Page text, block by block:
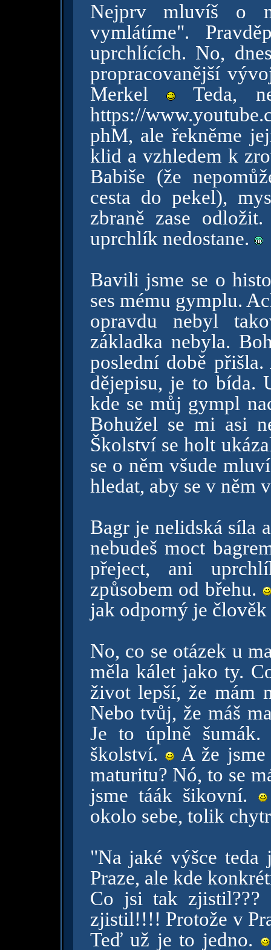
Nejprv mluvíš o
vymlátíme".
uprchlících. No,
propracovanější
Merkel
Teda,
https://
phM, ale řekněme
klid a vzhledem k
Babiše (že
cesta do pekel),
zbraně zase
uprchlík nedostane.
Bavili jsme se o
ses mému gymplu.
opravdu nebyl
základka nebyla.
poslední době
dějepisu, je to bída.
kde se můj gympl
Bohužel se mi asi
Školství se holt
se o něm všude
hledat, aby se v něm
Bagr je nelidská síla
nebudeš moct
přeject, ani
způsobem od břehu.
jak odporný je
No, co se otázek u
měla kálet jako ty.
život lepší, že mám
Nebo tvůj, že máš
Je to úplně šumák.
školství.
A že
maturitu? Nó, to se
jsme táák šikovní.
okolo sebe, tolik
"Na jaké výšce
Praze, ale kde
Co jsi tak
zjistil!!!! Protože v
Teď už je to jedno.